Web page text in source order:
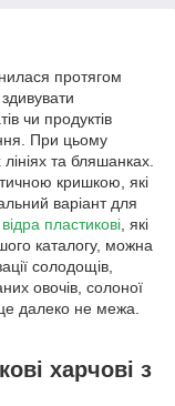
протягом
чи продуктів
При цьому
та бляшанках.
кришкою, які
варіант для
відра пластикові , які
каталогу, можна
солодощів,
овочів, солоної
далеко не межа.
харчові з